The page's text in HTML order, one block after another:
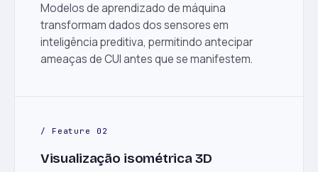
Modelos de aprendizado de máquina
transformam dados dos sensores em
inteligência preditiva, permitindo antecipar
ameaças de CUI antes que se manifestem.
/ Feature 02
Visualização isométrica 3D